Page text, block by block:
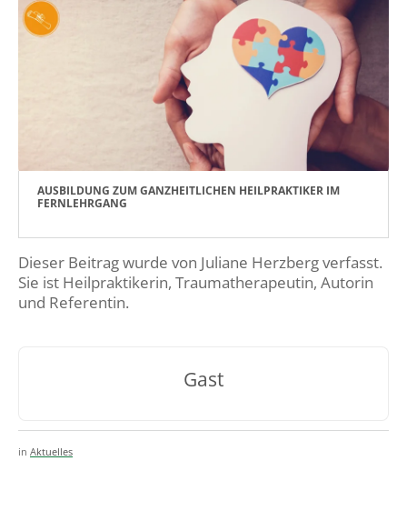
AUSBILDUNG ZUM GANZHEITLICHEN HEILPRAKTIKER IM
FERNLEHRGANG
Dieser Beitrag wurde von Juliane Herzberg verfasst.
Sie ist Heilpraktikerin, Traumatherapeutin, Autorin
und Referentin.
Gast
in Aktuelles